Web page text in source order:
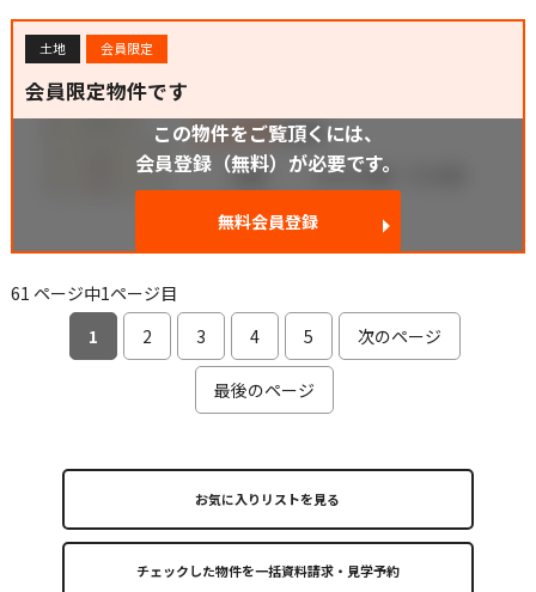
土地 会員限定
会員限定物件です
この物件をご覧頂くには、
会員登録（無料）が必要です。
無料会員登録
61 ページ中1ページ目
1
2 3 4 5 次のページ
最後のページ
お気に入りリストを見る